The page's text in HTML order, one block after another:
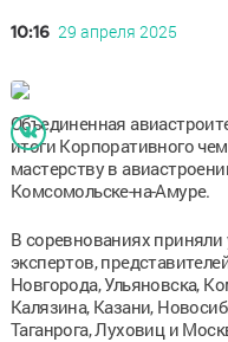
10:16 29 апреля 2025
Объединенная
итоги Корпоративного
мастерству в
Комсомольске-на-Амуре.
В соревнованиях приняли
экспертов,
Новгорода, Ульяновска,
Калязина, Казани,
Таганрога, Луховиц и